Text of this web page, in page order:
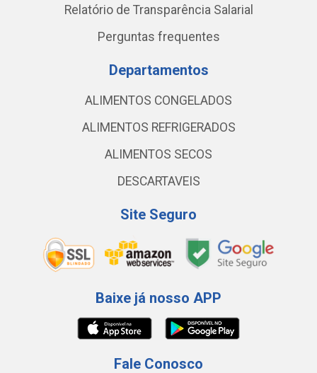
Relatório de Transparência Salarial
Perguntas frequentes
Departamentos
ALIMENTOS CONGELADOS
ALIMENTOS REFRIGERADOS
ALIMENTOS SECOS
DESCARTAVEIS
Site Seguro
Baixe já nosso APP
Fale Conosco